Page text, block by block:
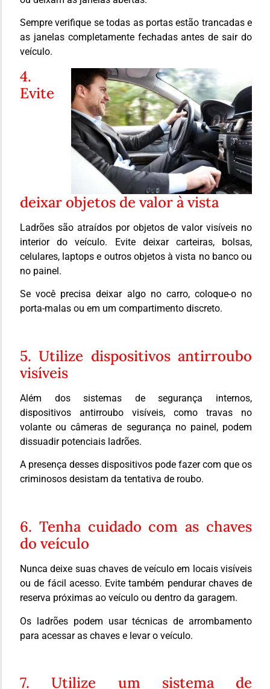
Sempre verifique se todas as portas estão trancadas e
as janelas completamente fechadas antes de sair do
veículo.
4.
Evite
deixar objetos de valor à vista
Ladrões são atraídos por objetos de valor visíveis no
interior do veículo. Evite deixar carteiras, bolsas,
celulares, laptops e outros objetos à vista no banco ou
no painel.
Se você precisa deixar algo no carro, coloque-o no
porta-malas ou em um compartimento discreto.
5. Utilize dispositivos antirroubo
visíveis
Além dos sistemas de segurança internos,
dispositivos antirroubo visíveis, como travas no
volante ou câmeras de segurança no painel, podem
dissuadir potenciais ladrões.
A presença desses dispositivos pode fazer com que os
criminosos desistam da tentativa de roubo.
6. Tenha cuidado com as chaves
do veículo
Nunca deixe suas chaves de veículo em locais visíveis
ou de fácil acesso. Evite também pendurar chaves de
reserva próximas ao veículo ou dentro da garagem.
Os ladrões podem usar técnicas de arrombamento
para acessar as chaves e levar o veículo.
7. Utilize um sistema de